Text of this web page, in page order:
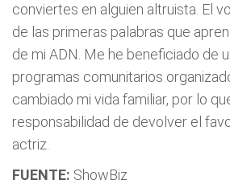
conviertes en alguien altruista. El
de las primeras palabras que
de mi ADN. Me he beneficiado de
programas comunitarios
cambiado mi vida familiar, por lo
responsabilidad de devolver el
actriz.
FUENTE: ShowBiz